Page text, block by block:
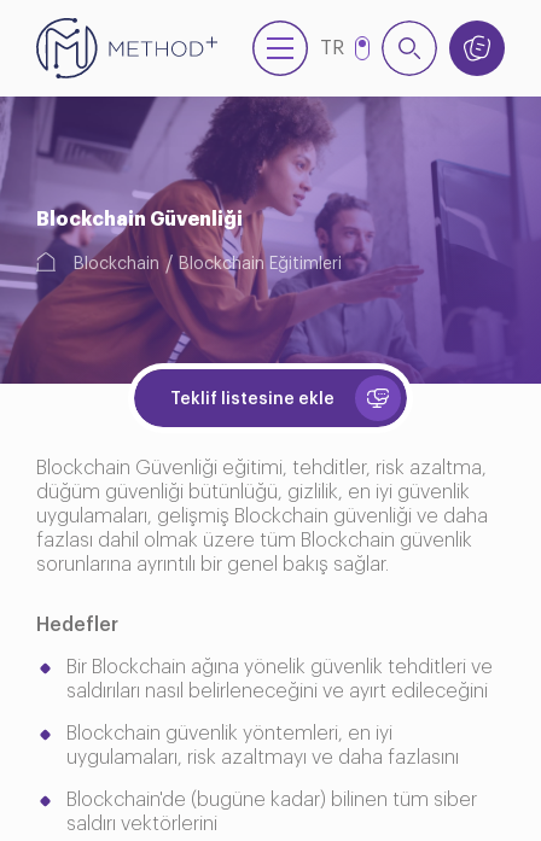
TR
Blockchain Güvenliği
Blockchain Blockchain Eğitimleri
Teklif listesine ekle
Blockchain Güvenliği eğitimi, tehditler, risk azaltma,
düğüm güvenliği bütünlüğü, gizlilik, en iyi güvenlik
uygulamaları, gelişmiş Blockchain güvenliği ve daha
fazlası dahil olmak üzere tüm Blockchain güvenlik
sorunlarına ayrıntılı bir genel bakış sağlar.
Hedefler
Bir Blockchain ağına yönelik güvenlik tehditleri ve
saldırıları nasıl belirleneceğini ve ayırt edileceğini
Blockchain güvenlik yöntemleri, en iyi
uygulamaları, risk azaltmayı ve daha fazlasını
Blockchain'de (bugüne kadar) bilinen tüm siber
saldırı vektörlerini